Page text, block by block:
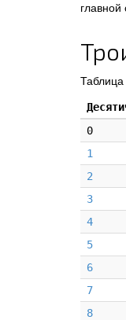
главной
0
1
2
3
4
5
6
7
8